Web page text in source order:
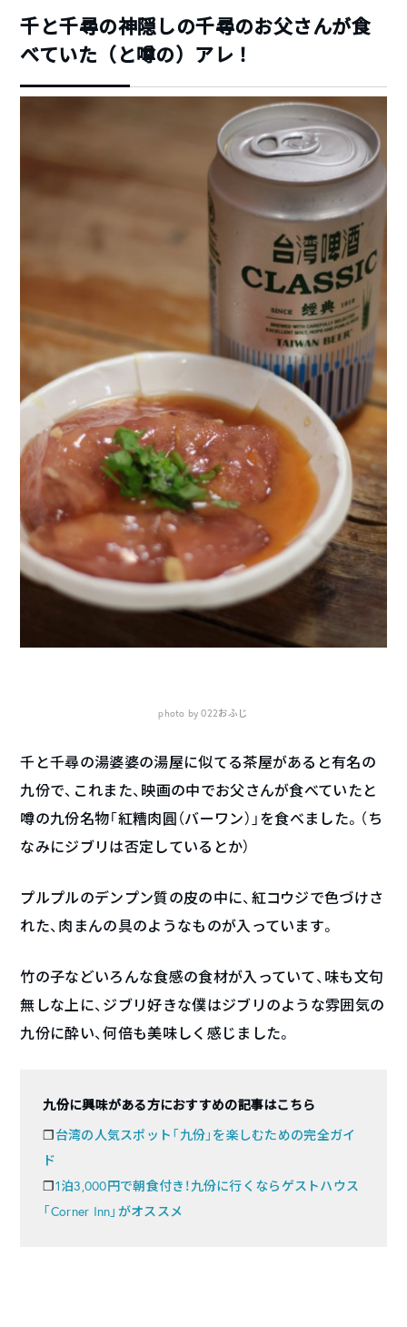
千と千尋の神隠しの千尋のお父さんが食
べていた（と噂の）アレ！
photo by 022おふじ
千と千尋の湯婆婆の湯屋に似てる茶屋があると有名の
九份で、これまた、映画の中でお父さんが食べていたと
噂の九份名物「紅糟肉圓（バーワン）」を食べました。（ち
なみにジブリは否定しているとか）
プルプルのデンプン質の皮の中に、紅コウジで色づけさ
れた、肉まんの具のようなものが入っています。
竹の子などいろんな食感の食材が入っていて、味も文句
無しな上に、ジブリ好きな僕はジブリのような雰囲気の
九份に酔い、何倍も美味しく感じました。
九份に興味がある方におすすめの記事はこちら
❐台湾の人気スポット「九份」を楽しむための完全ガイ
ド
❐1泊3,000円で朝食付き！九份に行くならゲストハウス
「Corner Inn」がオススメ